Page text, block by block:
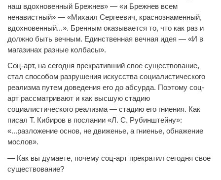
наш вдохновенный Брежнев» — «и Брежнев всем
ненавистный» — «Михаил Сергеевич, краснознаменный,
вдохновенный...». Бренным оказывается то, что как раз и
должно быть вечным. Единственная вечная идея — «И в
магазинах разные колбасы».
Соц-арт, на сегодня прекративший свое существование,
стал способом разрушения искусства социалистического
реализма путем доведения его до абсурда. Поэтому соц-
арт рассматривают и как высшую стадию
социалистического реализма — стадию его гниения. Как
писал Т. Кибиров в послании «Л. С. Рубинштейну»:
«...разложение основ, не движенье, а гниенье, обнажение
мослов».
— Как вы думаете, почему соц-арт прекратил сегодня свое
существование?